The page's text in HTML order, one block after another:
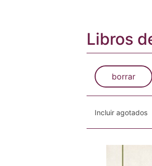
Libros
borrar
Incluir agotados